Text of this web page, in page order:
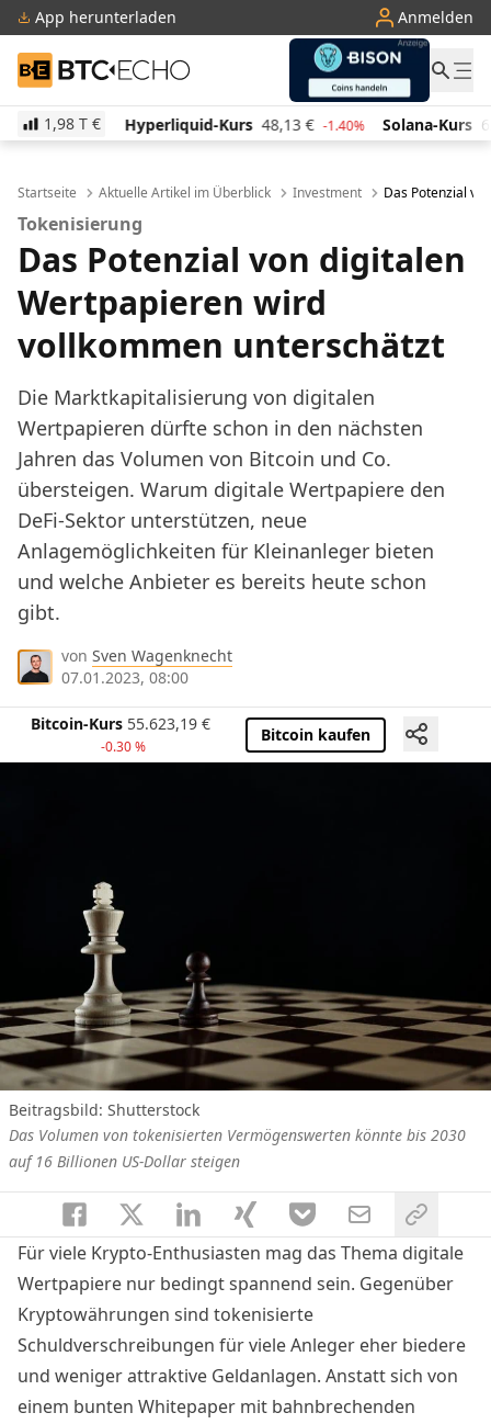
App herunterladen Anmelden
BTC-ECHO
1,98 T €
Hyperliquid-Kurs 48,13 € -1.40% Solana-Kurs 62,81 € -
Startseite Aktuelle Artikel im Überblick Investment Das Potenzial
Tokenisierung
Das Potenzial von digitalen
Wertpapieren wird
vollkommen unterschätzt
Die Marktkapitalisierung von digitalen
Wertpapieren dürfte schon in den nächsten
Jahren das Volumen von Bitcoin und Co.
übersteigen. Warum digitale Wertpapiere den
DeFi-Sektor unterstützen, neue
Anlagemöglichkeiten für Kleinanleger bieten
und welche Anbieter es bereits heute schon
gibt.
von Sven Wagenknecht
07.01.2023, 08:00
Bitcoin-Kurs 55.623,19 €
-0.30 %
Bitcoin kaufen
Beitragsbild: Shutterstock
Das Volumen von tokenisierten Vermögenswerten könnte bis 2030
auf 16 Billionen US-Dollar steigen
Für viele Krypto-Enthusiasten mag das Thema digitale
Wertpapiere nur bedingt spannend sein. Gegenüber
Kryptowährungen sind tokenisierte
Schuldverschreibungen für viele Anleger eher biedere
und weniger attraktive Geldanlagen. Anstatt sich von
einem bunten Whitepaper mit bahnbrechenden